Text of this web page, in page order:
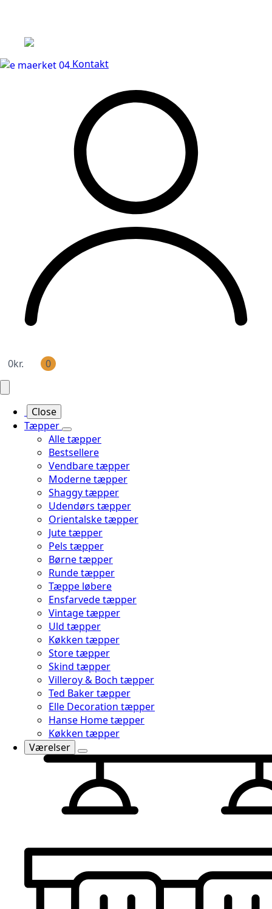
Kontakt
0kr. 0
Close
Tæpper
Alle tæpper
Bestsellere
Vendbare tæpper
Moderne tæpper
Shaggy tæpper
Udendørs tæpper
Orientalske tæpper
Jute tæpper
Pels tæpper
Børne tæpper
Runde tæpper
Tæppe løbere
Ensfarvede tæpper
Vintage tæpper
Uld tæpper
Køkken tæpper
Store tæpper
Skind tæpper
Villeroy & Boch tæpper
Ted Baker tæpper
Elle Decoration tæpper
Hanse Home tæpper
Køkken tæpper
Værelser